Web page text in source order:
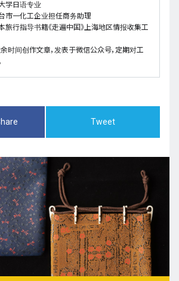
学日语专业
市一化工企业担任商务助理
旅行指导书籍《走遍中国》上海地区情报收集工
时间创作文章，发表于微信公众号，定期对工
Tweet